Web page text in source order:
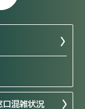
口混雑状況